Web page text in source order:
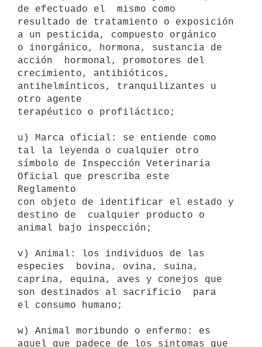
de efectuado el  mismo como
resultado de tratamiento o exposición
a un pesticida, compuesto orgánico
o inorgánico, hormona, sustancia de
acción  hormonal, promotores del
crecimiento, antibióticos,
antihelmínticos, tranquilizantes u
otro agente
terapéutico o profiláctico;
u) Marca oficial: se entiende como
tal la leyenda o cualquier otro
símbolo de Inspección Veterinaria
Oficial que prescriba este
Reglamento
con objeto de identificar el estado y
destino de  cualquier producto o
animal bajo inspección;
v) Animal: los individuos de las
especies  bovina, ovina, suina,
caprina, equina, aves y conejos que
son destinados al sacrificio  para
el consumo humano;
w) Animal moribundo o enfermo: es
aquel que padece de los sintomas que